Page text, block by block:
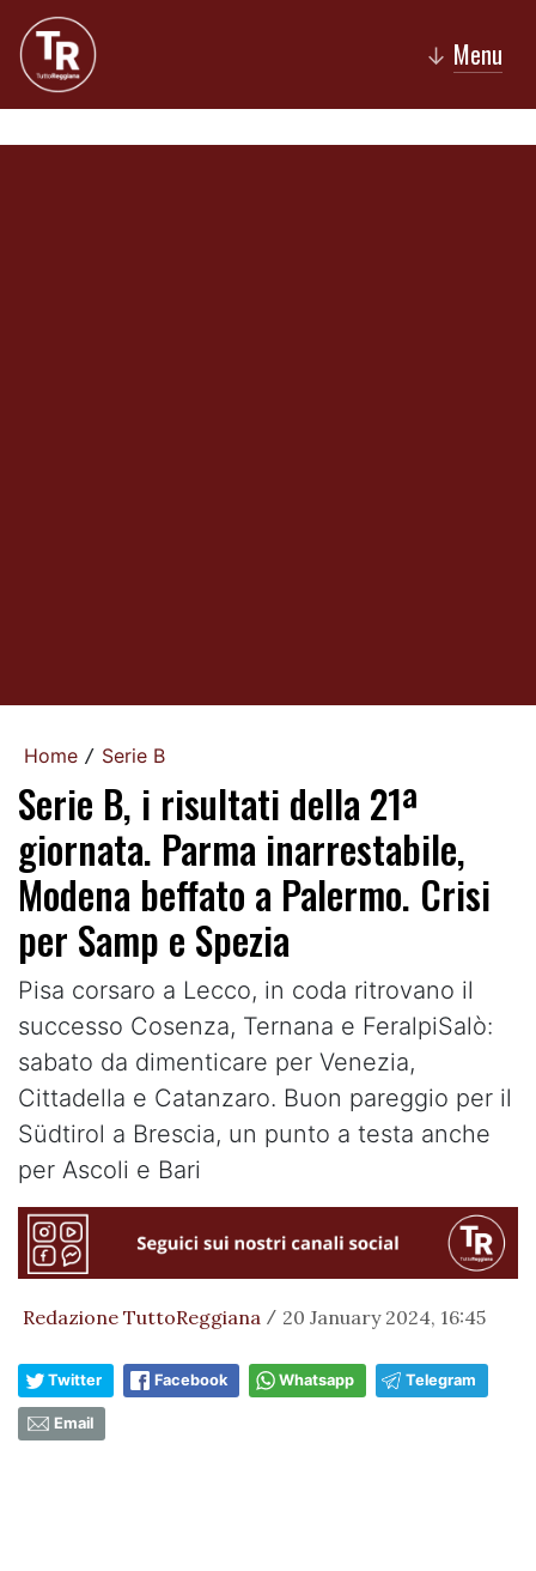
↓ Menu
Home / Serie B
Serie B, i risultati della 21ª
giornata. Parma inarrestabile,
Modena beffato a Palermo. Crisi
per Samp e Spezia
Pisa corsaro a Lecco, in coda ritrovano il
successo Cosenza, Ternana e FeralpiSalò:
sabato da dimenticare per Venezia,
Cittadella e Catanzaro. Buon pareggio per il
Südtirol a Brescia, un punto a testa anche
per Ascoli e Bari
Redazione TuttoReggiana / 20 January 2024, 16:45
Twitter Facebook Whatsapp Telegram
Email